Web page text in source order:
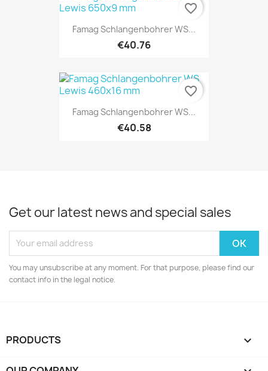
Famag Schlangenbohrer WS...
€40.76
favorite_border
Famag Schlangenbohrer WS...
€40.58
favorite_border
Get our latest news and special sales
You may unsubscribe at any moment. For that purpose, please find our
contact info in the legal notice.
PRODUCTS 